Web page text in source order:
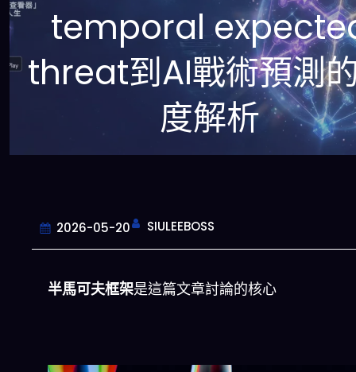
temporal
threat到AI戰術預測
度解析
2026-05-20 SIULEEBOSS
半馬可夫框架是這篇文章討論的核心